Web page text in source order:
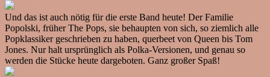
Und das ist auch nötig für die erste Band heute! Der Familie
Popolski, früher The Pops, sie behaupten von sich, so ziemlich alle
Popklassiker geschrieben zu haben, querbeet von Queen bis Tom
Jones. Nur halt ursprünglich als Polka-Versionen, und genau so
werden die Stücke heute dargeboten. Ganz großer Spaß!